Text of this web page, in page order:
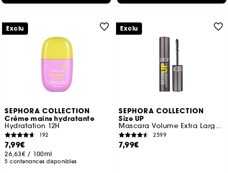
SEPHORA COLLECTION
Crème mains hydratante
Hydratation 12H
192
7,99€
26,63€ / 100ml
5 contenances disponibles
Exclu
SEPHORA COLLECTION
Size UP
Mascara Volume Extra Large Immédiat (Format Voyage)
2599
7,99€
Exclu